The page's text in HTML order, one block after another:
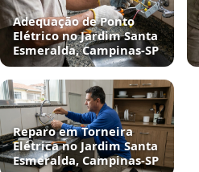
Adequação de Ponto
Elétrico no Jardim Santa
Esmeralda, Campinas‑SP
Reparo em Torneira
Elétrica no Jardim Santa
Esmeralda, Campinas‑SP